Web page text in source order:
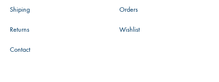
Shiping
Returns
Contact
Orders
Wishlist